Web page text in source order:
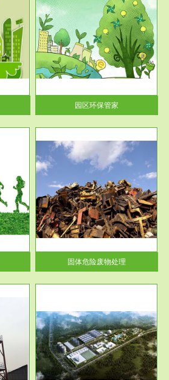
发《关
促进供
园区环保管家
是指人
和其他
固体危险废物处理
的市政